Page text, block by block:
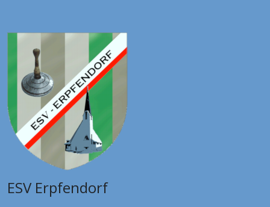
ESV Erpfendorf